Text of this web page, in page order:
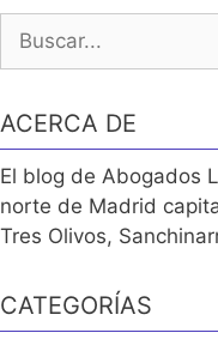
Buscar:
ACERCA DE
El blog de Abogados
norte de Madrid
Tres Olivos,
CATEGORÍAS